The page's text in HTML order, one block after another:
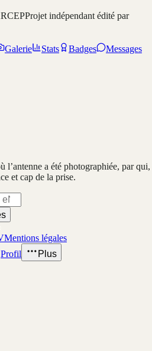
Projet indépendant édité par
Galerie Stats Badges
Messages
l’antenne a été photographiée, par qui,
et cap de la prise.
Mentions légales
Profil Plus